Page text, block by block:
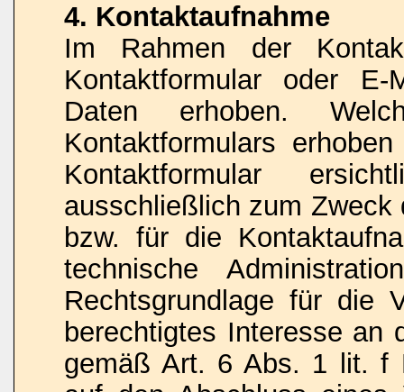
4. Kontaktaufnahme
Im Rahmen der
Kontaktformular oder E-
Daten erhoben.
Kontaktformulars
Kontaktformular
ausschließlich zum Zweck
bzw. für die
technische
Rechtsgrundlage für die
berechtigtes Interesse an
gemäß Art. 6 Abs. 1 lit. f